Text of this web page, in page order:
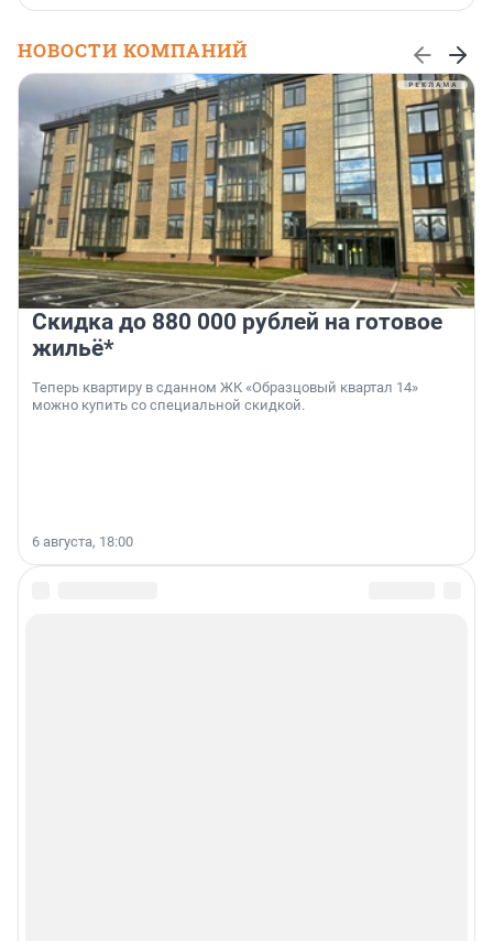
НОВОСТИ КОМПАНИЙ
Скидка до 880 000 рублей на готовое
жильё*
Теперь квартиру в сданном ЖК «Образцовый квартал 14»
можно купить со специальной скидкой.
6 августа, 18:00